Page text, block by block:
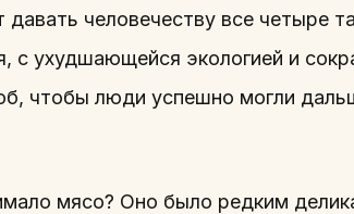
давать человечеству все четыре
с ухудшающейся экологией и
чтобы люди успешно могли
мясо? Оно было редким